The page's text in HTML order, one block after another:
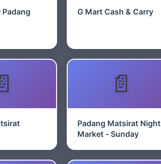
G Mart Cash & Carry
Padang Matsirat Night
Market - Sunday